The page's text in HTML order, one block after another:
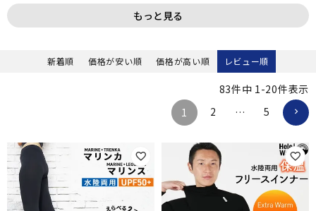
もっと見る
新着順 価格が安い順 価格が高い順 レビュー順
83件中 1-20件表示
1
2 … 5